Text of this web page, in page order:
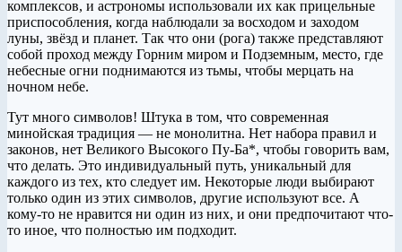
комплексов, и астрономы использовали их как прицельные
приспособления, когда наблюдали за восходом и заходом
луны, звёзд и планет. Так что они (рога) также представляют
собой проход между Горним миром и Подземным, место, где
небесные огни поднимаются из тьмы, чтобы мерцать на
ночном небе.
Тут много символов! Штука в том, что современная
минойская традиция — не монолитна. Нет набора правил и
законов, нет Великого Высокого Пу-Ба*, чтобы говорить вам,
что делать. Это индивидуальный путь, уникальный для
каждого из тех, кто следует им. Некоторые люди выбирают
только один из этих символов, другие используют все. А
кому-то не нравится ни один из них, и они предпочитают что-
то иное, что полностью им подходит.